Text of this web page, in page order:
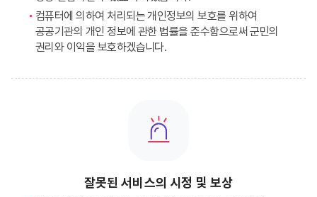
컴퓨터에 의하여 처리되는 개인정보의 보호를 위하여
공공기관의 개인 정보에 관한 법률을 준수함으로써 군민의
권리와 이익을 보호하겠습니다.
잘못된 서비스의 시정 및 보상